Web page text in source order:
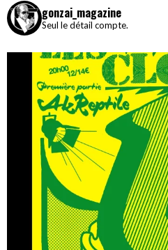
gonzai_magazine
Seul le détail compte.